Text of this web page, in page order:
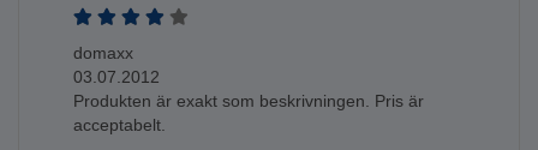
domaxx
03.07.2012
Produkten är exakt som beskrivningen. Pris är
acceptabelt.